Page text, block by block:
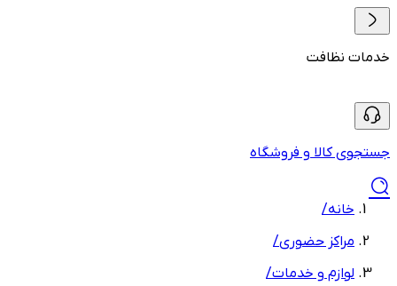
خدمات نظافت
جستجوی کالا و فروشگاه
خانه/
مراکز حضوری/
لوازم و خدمات/